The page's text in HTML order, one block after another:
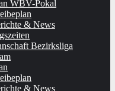
WBV-Pokal
& News
Bezirksliga
& News